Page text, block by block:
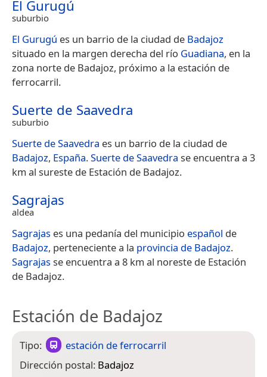
El Gurugú
suburbio
El Gurugú es un barrio de la ciudad de Badajoz
situado en la margen derecha del río Guadiana, en la
zona norte de Badajoz, próximo a la estación de
ferrocarril.
Suerte de Saavedra
suburbio
Suerte de Saavedra es un barrio de la ciudad de
Badajoz, España.Suerte de Saavedra se encuentra a 3
km al sureste de Estación de Badajoz.
Sagrajas
aldea
Sagrajas es una pedanía del municipio español de
Badajoz, perteneciente a la provincia de Badajoz.
Sagrajasse encuentra a 8 km al noreste de Estación
de Badajoz.
Estación de Badajoz
Tipo:
estación de ferrocarril
Dirección postal: Badajoz